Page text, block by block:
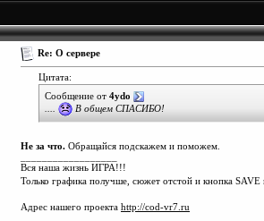
Re: О сервере
Цитата:
Сообщение от 4ydo
В общем СПАСИБО!
Не за что. Обращайся подскажем и поможем.
Вся наша жизнь ИГРА!!!
Только графика получше, сюжет отстой и кнопка SAVE
Адрес нашего проекта http://cod-vr7.ru